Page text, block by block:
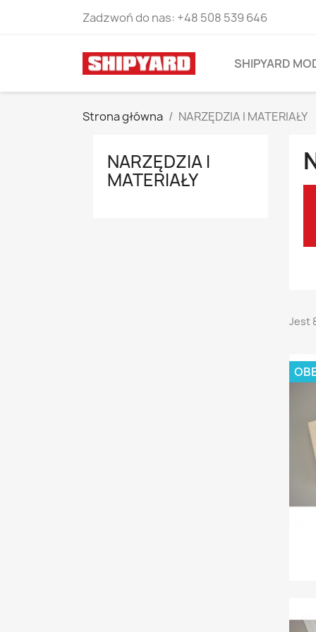
Zadzwoń do nas: +48 508 539 646
SHIPYARD
Strona główna NARZĘDZIA I MATERIAŁY
NARZĘDZIA I
MATERIAŁY
Jest